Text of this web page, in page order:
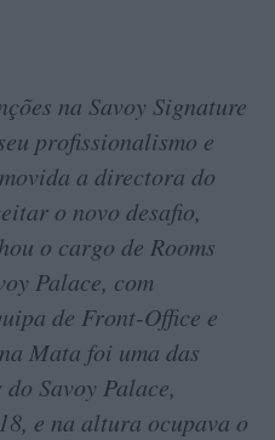
na Savoy Signature
profissionalismo e
a directora do
o novo desafio,
o cargo de Rooms
Palace, com
de Front-Office e
Mata foi uma das
Savoy Palace,
e na altura ocupava o